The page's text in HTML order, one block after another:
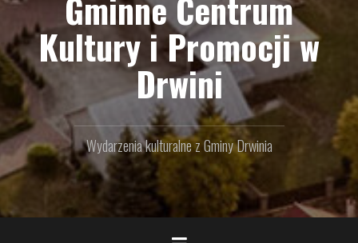
Kultury i Promocji w
Drwini
Wydarzenia kulturalne z Gminy Drwinia